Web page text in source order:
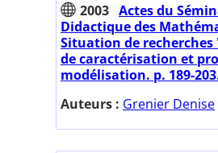
2003 Actes du
Didactique des
Situation de recherches
de caractérisation et
modélisation. p. 189-
Auteurs : Grenier Denise